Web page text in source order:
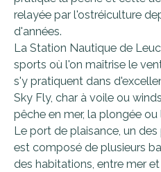
relayée par l'ostréiculture
d'années.
La Station Nautique de
sports où l'on maîtrise le
s'y pratiquent dans
Sky Fly, char à voile ou
pêche en mer, la plongée ou
Le port de plaisance, un
est composé de plusieurs
des habitations, entre mer